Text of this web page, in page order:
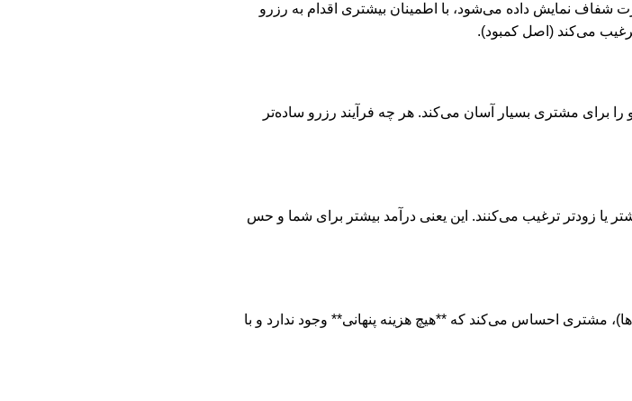
شفاف نمایش داده می‌شود، با اطمینان بیشتری اقدام به رزرو
می‌کند (اصل کمبود).
برای مشتری بسیار آسان می‌کند. هر چه فرآیند رزرو ساده‌تر
یا زودتر ترغیب می‌کنند. این یعنی درآمد بیشتر برای شما و حس
مشتری احساس می‌کند که **هیچ هزینه پنهانی** وجود ندارد و با